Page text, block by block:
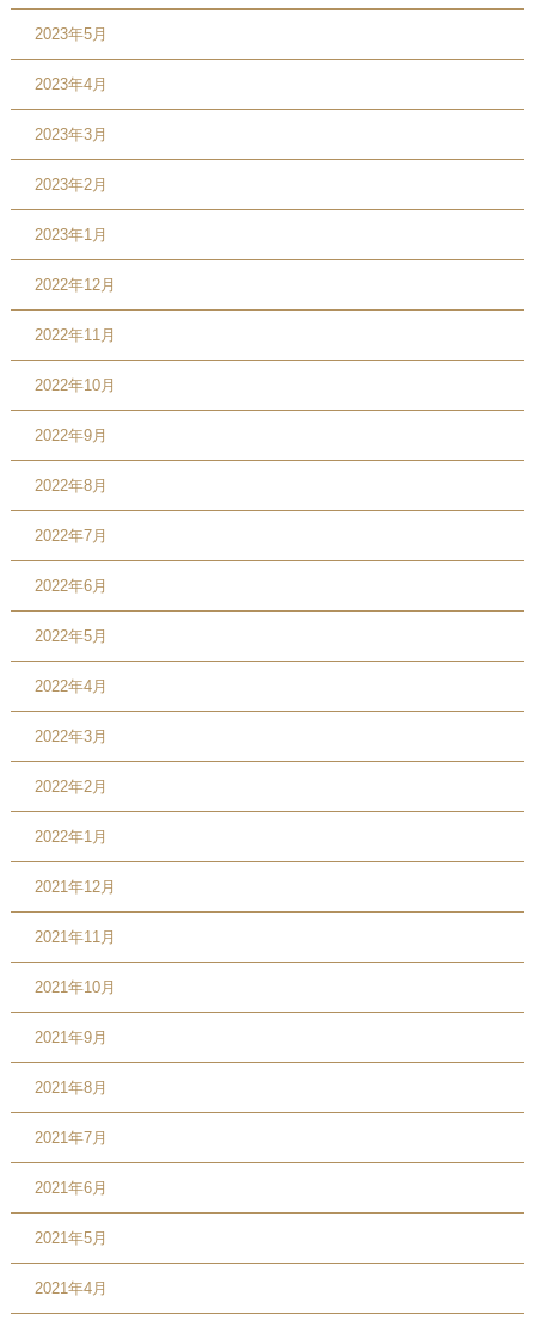
2023年5月
2023年4月
2023年3月
2023年2月
2023年1月
2022年12月
2022年11月
2022年10月
2022年9月
2022年8月
2022年7月
2022年6月
2022年5月
2022年4月
2022年3月
2022年2月
2022年1月
2021年12月
2021年11月
2021年10月
2021年9月
2021年8月
2021年7月
2021年6月
2021年5月
2021年4月